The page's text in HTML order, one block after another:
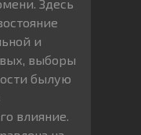
Здесь
и
выборы
былую
влияние.